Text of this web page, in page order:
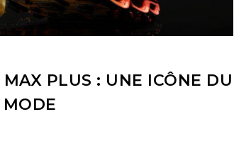
PLUS : UNE ICÔNE DU